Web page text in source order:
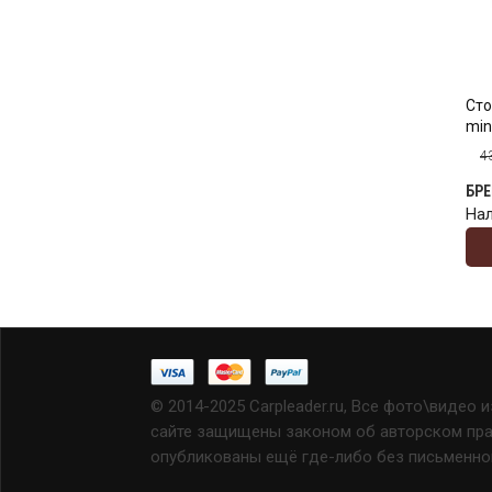
© 2014-2025 Carpleader.ru, Все фото\видео
сайте защищены законом об авторском
опубликованы ещё где-либо без